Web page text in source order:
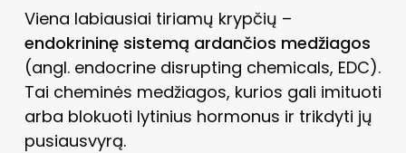
Viena labiausiai tiriamų krypčių –
endokrininę sistemą ardančios medžiagos
(angl. endocrine disrupting chemicals, EDC).
Tai cheminės medžiagos, kurios gali imituoti
arba blokuoti lytinius hormonus ir trikdyti jų
pusiausvyrą.